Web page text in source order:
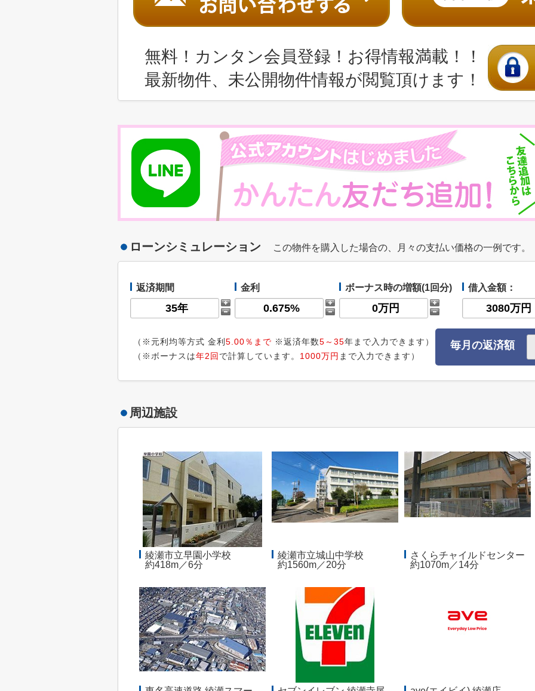
無料！カンタン会員登録！お得情報満載！！
最新物件、未公開物件情報が閲覧頂けます！
ローンシミュレーション この物件を購入した場合の、月々の支払い価格の一例です。
返済期間 金利 ボーナス時の増額(1回分) 借入金額：
（※元利均等方式 金利 5.00％まで ※返済年数5～35年まで入力できます）
（※ボーナスは年2回 で計算しています。 1000万円 まで入力できます）
毎月の返済額
周辺施設
綾瀬市立早園小学校
約418m／6分
綾瀬市立城山中学校
約1560m／20分
さくらチャイルドセンター
約1070m／14分